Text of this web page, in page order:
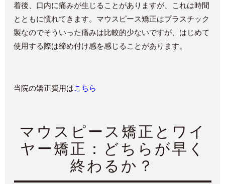
着後、口内に痛みが生じることがありますが、これは時間
とともに慣れてきます。マウスピース矯正はプラスチック
製なのでそういった痛みは比較的少ないですが、はじめて
使用する際は締め付け感を感じることがあります。
当院の矯正費用はこちら
マウスピース矯正とワイ
ヤー矯正：どちらが早く
終わるか？